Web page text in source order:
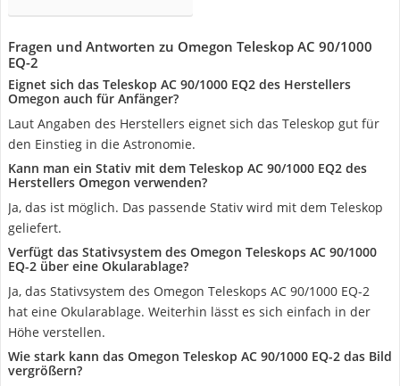
Fragen und Antworten zu Omegon Teleskop AC 90/1000
EQ-2
Eignet sich das Teleskop AC 90/1000 EQ2 des Herstellers
Omegon auch für Anfänger?
Laut Angaben des Herstellers eignet sich das Teleskop gut für
den Einstieg in die Astronomie.
Kann man ein Stativ mit dem Teleskop AC 90/1000 EQ2 des
Herstellers Omegon verwenden?
Ja, das ist möglich. Das passende Stativ wird mit dem Teleskop
geliefert.
Verfügt das Stativsystem des Omegon Teleskops AC 90/1000
EQ-2 über eine Okularablage?
Ja, das Stativsystem des Omegon Teleskops AC 90/1000 EQ-2
hat eine Okularablage. Weiterhin lässt es sich einfach in der
Höhe verstellen.
Wie stark kann das Omegon Teleskop AC 90/1000 EQ-2 das Bild
vergrößern?